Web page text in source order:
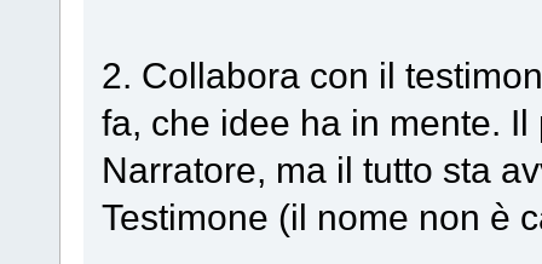
2. Collabora con il
fa, che idee ha in mente.
Narratore, ma il tutto sta
Testimone (il nome non è